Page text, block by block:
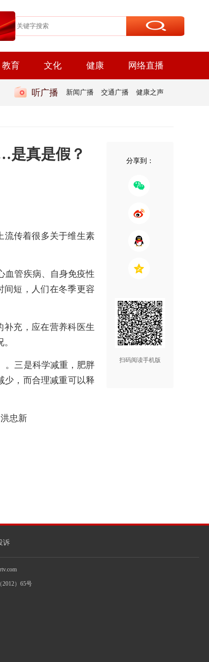
教育 文化 健康 网络直播
听广播 新闻广播 交通广播 健康之声
是真是假？
流传着很多关于维生素
血管疾病、自身免疫性
间短，人们在冬季更容
充，应在营养科医生
。三是科学减重，肥胖
少，而合理减重可以释
忠新
分享到：
扫码阅读手机版
诉
）65号